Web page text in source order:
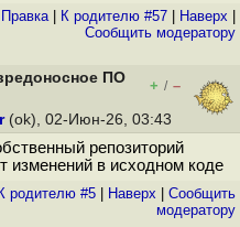
Правка| К родителю #57 Наверх
Cообщить модератору
ПО
+ / –
(ok), 02-Июн-26, 03:43
репозиторий
изменений в исходном коде
К родителю #5 Наверх
Cообщить
модератору